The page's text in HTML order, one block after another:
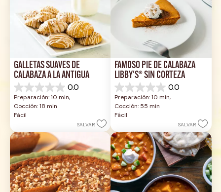
GALLETAS SUAVES DE
CALABAZA A LA ANTIGUA
0.0
0.0
de
5
estrellas.
Preparación: 10 min,
Cocción: 18 min
Fácil
SALVAR
FAMOSO PIE DE CALABAZA
LIBBY'S® SIN CORTEZA
0.0
0.0
de
5
estrellas.
Preparación: 10 min,
Cocción: 55 min
Fácil
SALVAR